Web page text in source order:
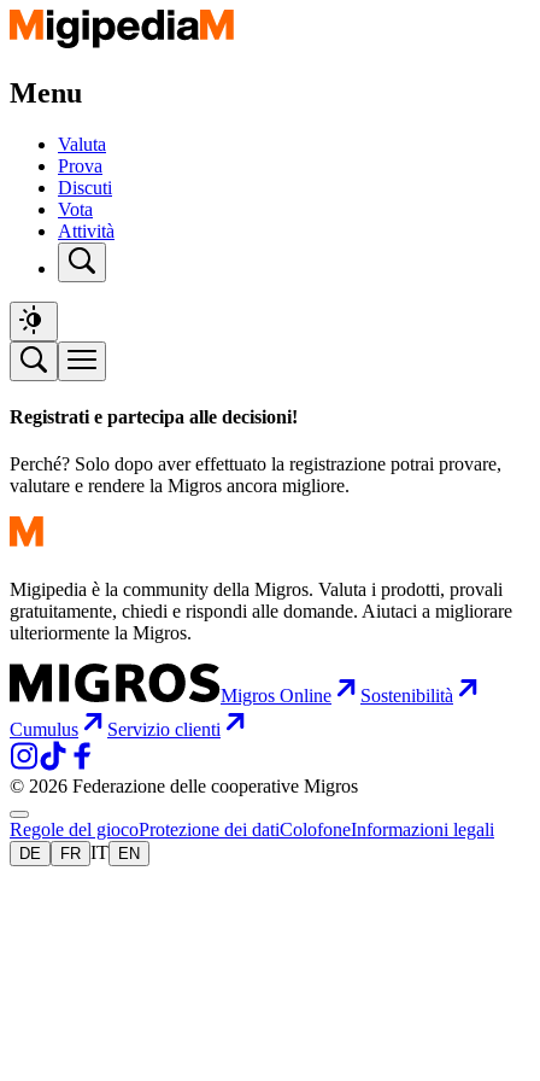
Menu
Valuta
Prova
Discuti
Vota
Attività
Registrati e partecipa alle decisioni!
Perché? Solo dopo aver effettuato la registrazione potrai provare,
valutare e rendere la Migros ancora migliore.
Migipedia è la community della Migros. Valuta i prodotti, provali
gratuitamente, chiedi e rispondi alle domande. Aiutaci a migliorare
ulteriormente la Migros.
Migros Online
Sostenibilità
Cumulus
Servizio clienti
© 2026 Federazione delle cooperative Migros
Regole del giocoProtezione dei datiColofoneInformazioni legali
DE FR IT EN